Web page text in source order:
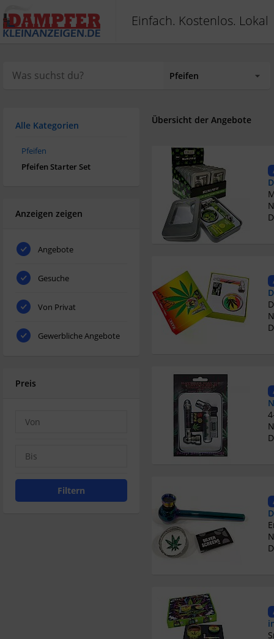
Einfach. Kostenlos. Lokal
Alle Kategorien
Pfeifen
Pfeifen Starter Set
Anzeigen zeigen
Angebote
Gesuche
Von Privat
Gewerbliche Angebote
Preis
Filtern
Übersicht der Angebote